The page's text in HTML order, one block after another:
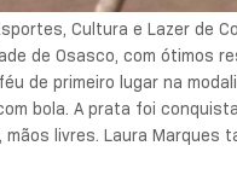
Cultura e Lazer de
de Osasco, com ótimos
de primeiro lugar na
bola. A prata foi
mãos livres. Laura